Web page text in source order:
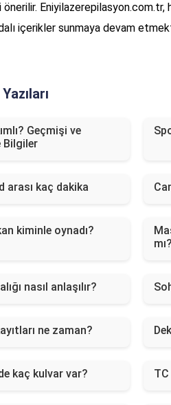
Eniyilazerepilasyon.com.tr,
içerikler sunmaya devam
Yazıları
Geçmişi ve
Bilgiler
arası kaç dakika
kiminle oynadı?
mı?
nasıl anlaşılır?
ne zaman?
kaç kulvar var?